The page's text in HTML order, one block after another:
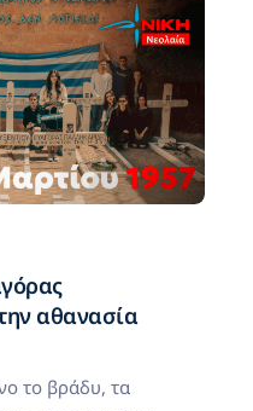
αθανασία
το βράδυ, τα